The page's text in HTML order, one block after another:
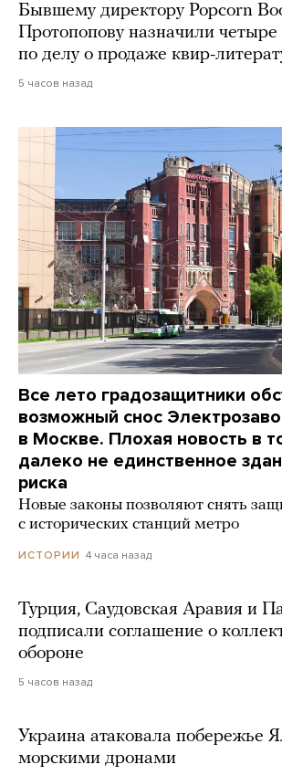
Бывшему директору Popcorn
Протопопову назначили четыре
по делу о продаже квир-
5 часов назад
Все лето градозащитники
возможный снос
в Москве. Плохая новость в
далеко не единственное
риска
Новые законы позволяют снять
с исторических станций метро
ИСТОРИИ 4 часа назад
Турция, Саудовская Аравия и
подписали соглашение о
обороне
5 часов назад
Украина атаковала побережье
морскими дронами